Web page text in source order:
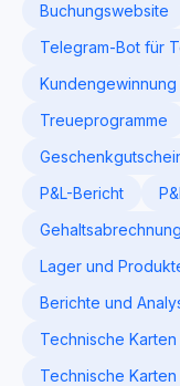
Buchungswebsite
Telegram-Bot für
Kundengewinnung
Treueprogramme
P&L-Bericht
Gehaltsabrechnung
Lager und
Berichte und
Technische
Technische